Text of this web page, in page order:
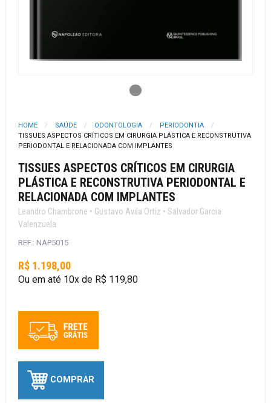
HOME SAÚDE ODONTOLOGIA
PERIODONTIA
TISSUES ASPECTOS CRÍTICOS EM CIRURGIA PLÁSTICA E RECONSTRUTIVA
PERIODONTAL E RELACIONADA COM IMPLANTES
TISSUES ASPECTOS CRÍTICOS EM CIRURGIA
PLÁSTICA E RECONSTRUTIVA PERIODONTAL E
RELACIONADA COM IMPLANTES
Leandro Chambrone • Gustavo Avila Ortiz • Salvador Garcia
Valenzuela
REF.: NAP5015
R$ 1.198,00
Ou em até 10x de R$ 119,80
COMPRAR